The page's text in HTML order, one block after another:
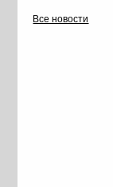
Все новости